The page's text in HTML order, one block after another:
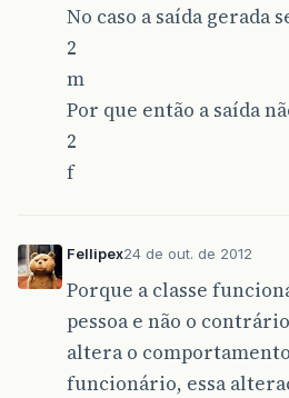
No caso a saída gerada
2
m
Por que então a saída
2
f
Fellipex24 de out. de 2012
Porque a classe
pessoa e não o
altera o
funcionário, essa